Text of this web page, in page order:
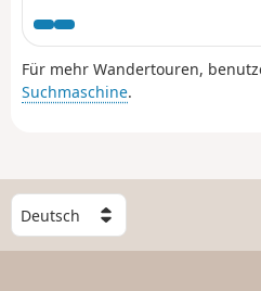
Jahren. Ausgehend von dieser
des Rundwegs 21 Tafeln
damit die entsprechende
bedeutenden Ereignis, das die
Für mehr Wandertouren,
Suchmaschine.
W
ä
h